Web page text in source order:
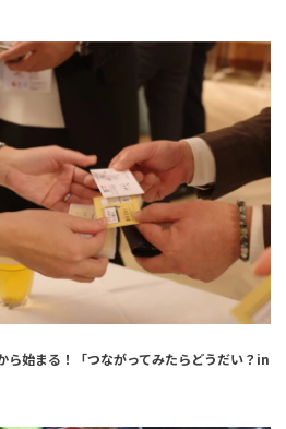
ら始まる！「つながってみたらどうだい？in